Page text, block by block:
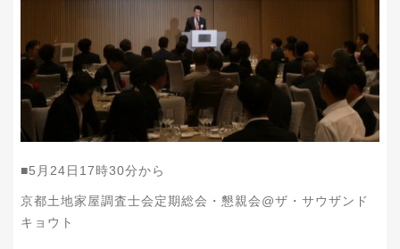
■5月24日17時30分から
京都土地家屋調査士会定期総会・懇親会@ザ・サウザンド
キョウト